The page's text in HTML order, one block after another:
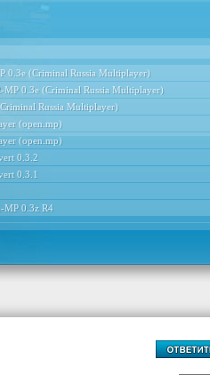
0.3e (Criminal Russia Multiplayer)
MP 0.3e (Criminal Russia Multiplayer)
Russia Multiplayer)
(open.mp)
(open.mp)
0.3.2
0.3.1
MP 0.3z R4